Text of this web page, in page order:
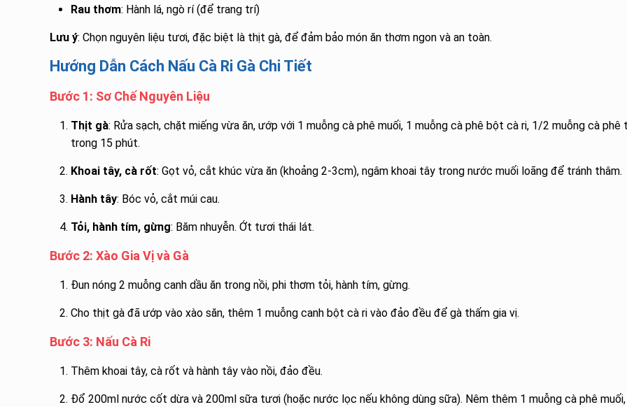
Rau thơm: Hành lá, ngò rí (để trang trí)
Lưu ý: Chọn nguyên liệu tươi, đặc biệt là thịt gà, để đảm bảo món ăn thơm ngon và an toàn.
Hướng Dẫn Cách Nấu Cà Ri Gà Chi Tiết
Bước 1: Sơ Chế Nguyên Liệu
Thịt gà: Rửa sạch, chặt miếng vừa ăn, ướp với 1 muỗng cà phê muối, 1 muỗng cà phê bột cà ri, 1/2 muỗng cà phê
trong 15 phút.
Khoai tây, cà rốt: Gọt vỏ, cắt khúc vừa ăn (khoảng 2-3cm), ngâm khoai tây trong nước muối loãng để tránh thâm.
Hành tây: Bóc vỏ, cắt múi cau.
Tỏi, hành tím, gừng: Băm nhuyễn. Ớt tươi thái lát.
Bước 2: Xào Gia Vị và Gà
Đun nóng 2 muỗng canh dầu ăn trong nồi, phi thơm tỏi, hành tím, gừng.
Cho thịt gà đã ướp vào xào săn, thêm 1 muỗng canh bột cà ri vào đảo đều để gà thấm gia vị.
Bước 3: Nấu Cà Ri
Thêm khoai tây, cà rốt và hành tây vào nồi, đảo đều.
Đổ 200ml nước cốt dừa và 200ml sữa tươi (hoặc nước lọc nếu không dùng sữa). Nêm thêm 1 muỗng cà phê